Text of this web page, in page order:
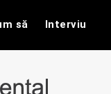
să Interviu